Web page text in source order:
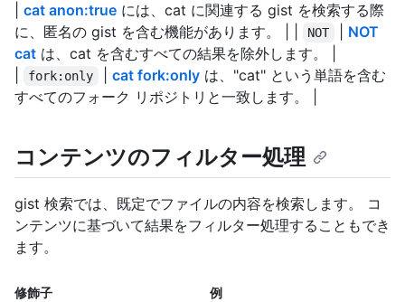
cat anon:true には、cat に関連する gist を検索する際
に、匿名の gist を含む機能があります。 | |
NOT
NOT
cat は、cat を含むすべての結果を除外します。 |
fork:only cat fork:onlyは、"cat" という単語を含む
すべてのフォーク リポジトリと一致します。 |
コンテンツのフィルター処理
gist 検索では、既定でファイルの内容を検索します。 コ
ンテンツに基づいて結果をフィルター処理することもでき
ます。
修飾子 例